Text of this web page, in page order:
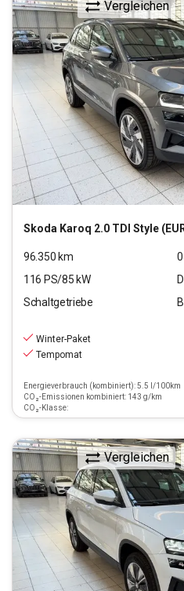
Skoda Karoq 2.0 TDI Style
Vergleichen
96.350 km
116 PS/85 kW
Schaltgetriebe
Winter-Paket
Tempomat
Energieverbrauch (kombiniert): 5.5 l/100km
CO₂-Emissionen kombiniert: 143 g/km
CO₂-Klasse:
Vergleichen